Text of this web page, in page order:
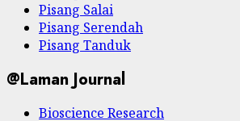
Pisang Salai
Pisang Serendah
Pisang Tanduk
@Laman Journal
Bioscience Research